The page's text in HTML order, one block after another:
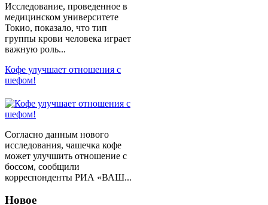
Исследование, проведенное в
медицинском университете
Токио, показало, что тип
группы крови человека играет
важную роль...
Кофе улучшает отношения с
шефом!
Согласно данным нового
исследования, чашечка кофе
может улучшить отношение с
боссом, сообщили
корреспонденты РИА «ВАШ...
Новое